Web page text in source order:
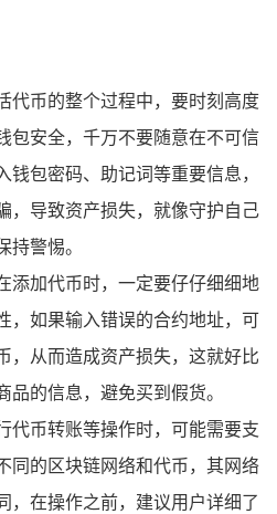
代币的整个过程中，要时刻高度
包安全，千万不要随意在不可信
钱包密码、助记词等重要信息，
，导致资产损失，就像守护自己
持警惕。
添加代币时，一定要仔仔细细地
，如果输入错误的合约地址，可
，从而造成资产损失，这就好比
品的信息，避免买到假货。
代币转账等操作时，可能需要支
同的区块链网络和代币，其网络
，在操作之前，建议用户详细了